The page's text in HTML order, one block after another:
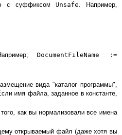
с суффиксом Unsafe . Например,
DocumentFileName :=
вида "каталог программы",
имя файла, заданное в константе,
как вы нормализовали все имена
открываемый файл (даже хотя вы